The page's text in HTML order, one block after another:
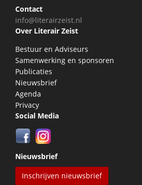
Contact
info@literairzeist.nl
Over Literair Zeist
Bestuur en Adviseurs
Samenwerking en sponsoren
Publicaties
Nieuwsbrief
Agenda
Privacy
Social Media
Nieuwsbrief
Inschrijven nieuwsbrief